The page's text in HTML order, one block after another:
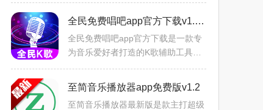
惊喜福袋，热门拼团，限时秒杀，礼
遇中秋等，可以通过详细的
全民免费唱吧app官方下载v1.0.1手机版
全民免费唱吧app官方下载是一款专
为音乐爱好者打造的K歌辅助工具，
词快速搜索。点击歌曲就能在线试
听，一键启动K歌录制模式，录
至简音乐播放器app免费版v1.2
至简音乐播放器最新版是款主打超级